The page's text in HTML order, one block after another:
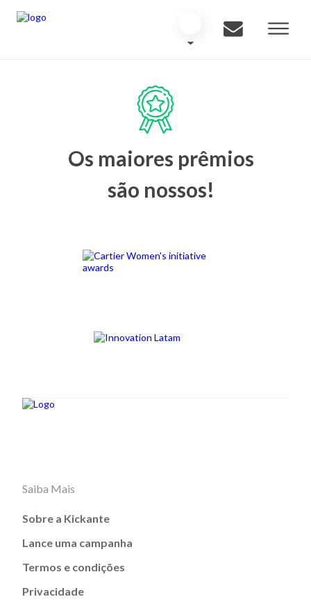
Os maiores prêmios
são nossos!
Saiba Mais
Sobre a Kickante
Lance uma campanha
Termos e condições
Privacidade